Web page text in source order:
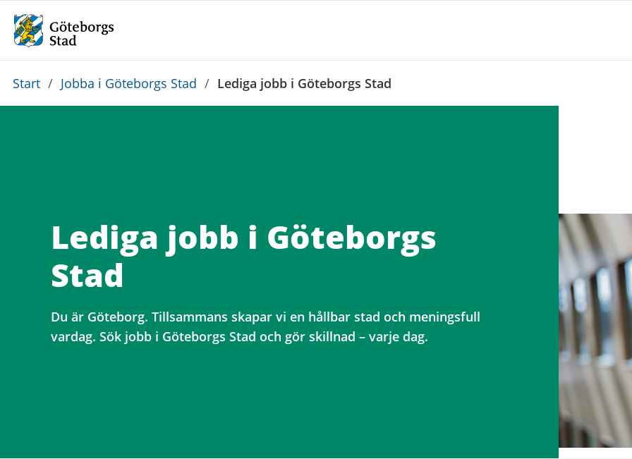
Du
är
Start / Jobba i Göteborgs Stad / Lediga jobb i Göteborgs Stad
Lediga jobb i Göteborgs
Stad
Du är Göteborg. Tillsammans skapar vi en hållbar stad och meningsfull
vardag. Sök jobb i Göteborgs Stad och gör skillnad – varje dag.